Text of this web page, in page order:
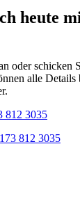
heute
oder schicken
alle Details
812 3035
812 3035